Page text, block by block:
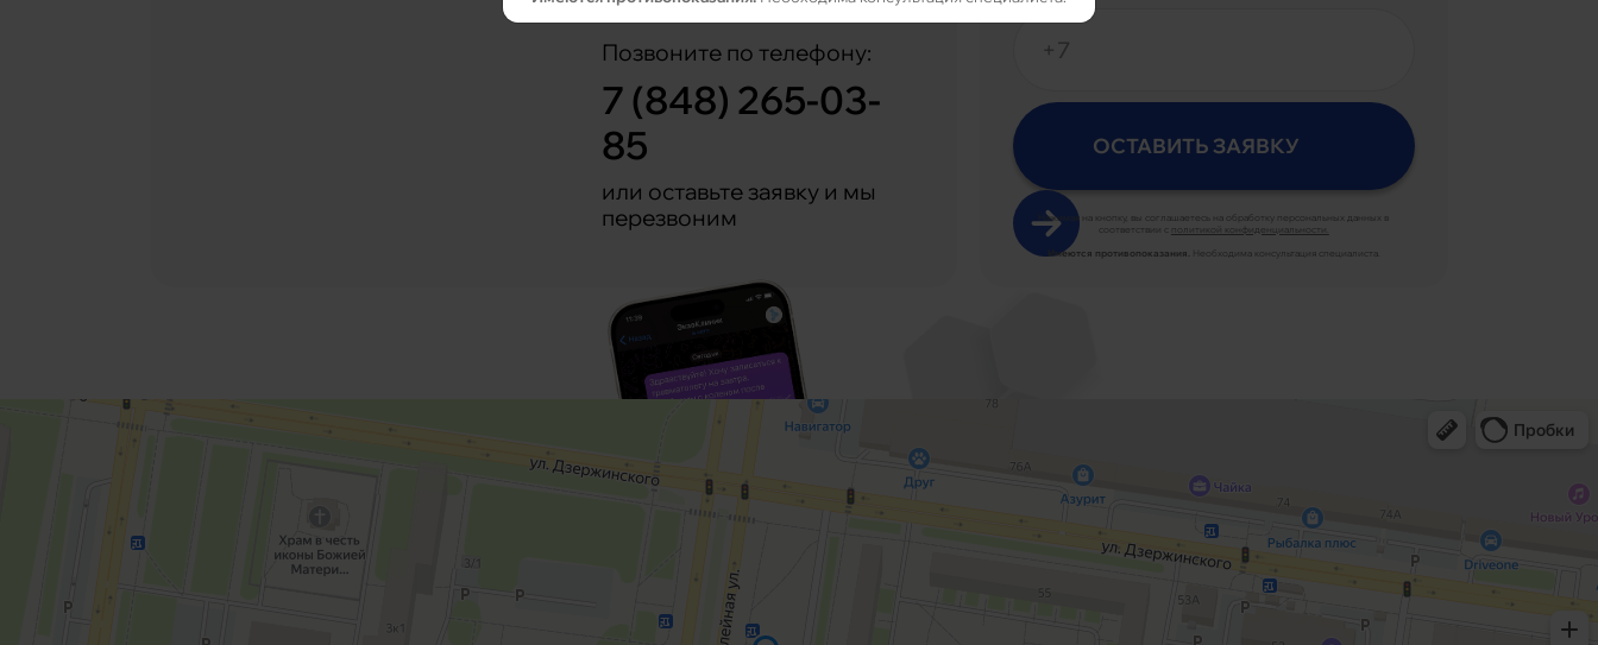
Позвоните по телефону:
7 (848) 265-03-
85
или оставьте заявку и мы
перезвоним
Нажимая на кнопку, вы соглашаетесь на обработку персональных данных в
соответствии с
политикой конфиденциальности.
Имеются противопоказания.
Необходима консультация специалиста.